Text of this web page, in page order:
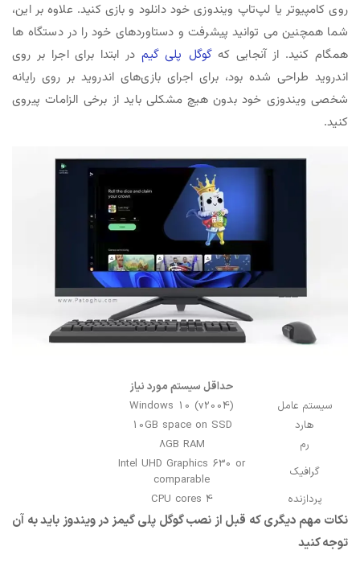
روی کامپیوتر یا لپ‌تاپ ویندوزی خود دانلود و بازی کنید. علاوه بر این،
شما همچنین می توانید پیشرفت و دستاوردهای خود را در دستگاه ها
همگام کنید. از آنجایی کهگوگل پلی گیم در ابتدا برای اجرا بر روی
اندروید طراحی شده بود، برای اجرای بازی‌های اندروید بر روی رایانه
شخصی ویندوزی خود بدون هیچ مشکلی باید از برخی الزامات پیروی
کنید.
حداقل سیستم مورد نیاز
سیستم عامل
Windows 10 (v2004)
هارد
10GB space on SSD
رم
8GB RAM
گرافیک
Intel UHD Graphics 630 or
comparable
پردازنده
4 CPU cores
نکات مهم دیگری که قبل از نصب گوگل پلی گیمز در ویندوز باید به آن
توجه کنید